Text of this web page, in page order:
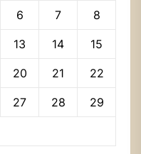
6 7 8
13 14 15
20 21 22
27 28 29